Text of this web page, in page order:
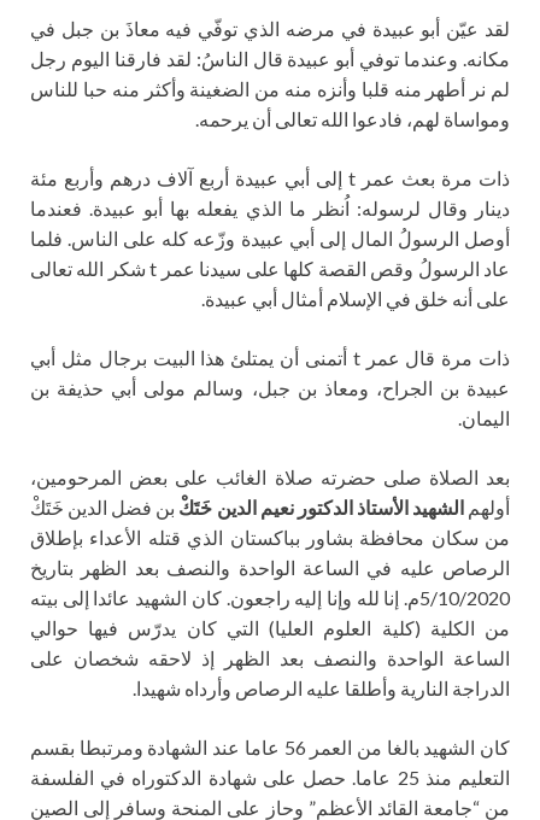
لقد عيّن أبو عبيدة في مرضه الذي توفّي فيه معاذَ بن جبل في
مكانه. وعندما توفي أبو عبيدة قال الناسُ: لقد فارقنا اليوم رجل
لم نر أطهر منه قلبا وأنزه منه من الضغينة وأكثر منه حبا للناس
ومواساة لهم، فادعوا الله تعالى أن يرحمه.
ذات مرة بعث عمر t إلى أبي عبيدة أربع آلاف درهم وأربع مئة
دينار وقال لرسوله: اُنظر ما الذي يفعله بها أبو عبيدة. فعندما
أوصل الرسولُ المال إلى أبي عبيدة وزّعه كله على الناس. فلما
عاد الرسولُ وقص القصة كلها على سيدنا عمر t شكر الله تعالى
على أنه خلق في الإسلام أمثال أبي عبيدة.
ذات مرة قال عمر t أتمنى أن يمتلئ هذا البيت برجال مثل أبي
عبيدة بن الجراح، ومعاذ بن جبل، وسالم مولى أبي حذيفة بن
اليمان.
بعد الصلاة صلى حضرته صلاة الغائب على بعض المرحومين،
أولهمالشهيد الأستاذ الدكتور نعيم الدين خَتَكْ بن فضل الدين خَتَكْ
من سكان محافظة بشاور بباكستان الذي قتله الأعداء بإطلاق
الرصاص عليه في الساعة الواحدة والنصف بعد الظهر بتاريخ
5/10/2020م. إنا لله وإنا إليه راجعون. كان الشهيد عائدا إلى بيته
من الكلية (كلية العلوم العليا) التي كان يدرّس فيها حوالي
الساعة الواحدة والنصف بعد الظهر إذ لاحقه شخصان على
الدراجة النارية وأطلقا عليه الرصاص وأرداه شهيدا.
كان الشهيد بالغا من العمر 56 عاما عند الشهادة ومرتبطا بقسم
التعليم منذ 25 عاما. حصل على شهادة الدكتوراه في الفلسفة
من “جامعة القائد الأعظم” وحاز على المنحة وسافر إلى الصين